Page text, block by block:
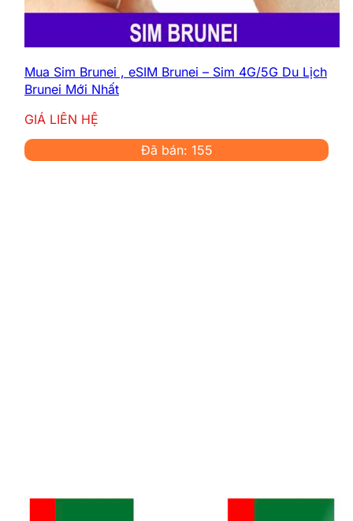
Tổng đài hỗ trợ khách du lịch
+39 070 123 4567
Các số điện thoại này hoạt động 24/7 và hỗ
trợ tiếng Ý, giúp bạn yên tâm hơn trong
chuyến đi.
Mua Sim Brunei , eSIM Brunei – Sim 4G/5G Du Lịch
Brunei Mới Nhất
GIÁ LIÊN HỆ
Đã bán: 155